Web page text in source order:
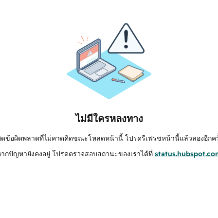
ไม่มีใครหลงทาง
ดข้อผิดพลาดที่ไม่คาดคิดขณะโหลดหน้านี้ โปรดรีเฟรชหน้านี้แล้วลองอีกค
กปัญหายังคงอยู่ โปรดตรวจสอบสถานะของเราได้ที่